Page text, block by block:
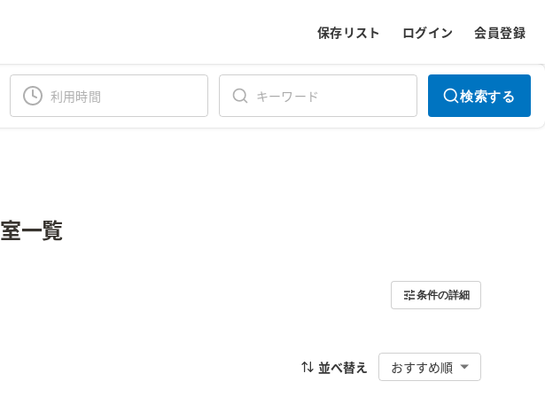
保存リスト ログイン 会員登録
検索する
一覧
条件の詳細
並べ替え おすすめ順